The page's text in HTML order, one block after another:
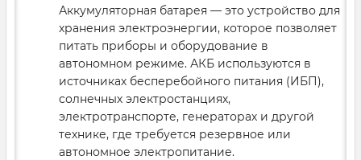
Аккумуляторная батарея — это устройство для
хранения электроэнергии, которое позволяет
питать приборы и оборудование в
автономном режиме. АКБ используются в
источниках бесперебойного питания (ИБП),
солнечных электростанциях,
электротранспорте, генераторах и другой
технике, где требуется резервное или
автономное электропитание.